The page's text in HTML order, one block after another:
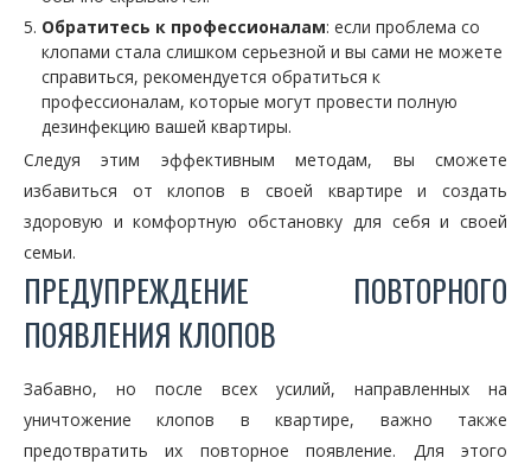
Обратитесь к профессионалам: если проблема со
клопами стала слишком серьезной и вы сами не можете
справиться, рекомендуется обратиться к
профессионалам, которые могут провести полную
дезинфекцию вашей квартиры.
Следуя этим эффективным методам, вы сможете
избавиться от клопов в своей квартире и создать
здоровую и комфортную обстановку для себя и своей
семьи.
ПРЕДУПРЕЖДЕНИЕ ПОВТОРНОГО
ПОЯВЛЕНИЯ КЛОПОВ
Забавно, но после всех усилий, направленных на
уничтожение клопов в квартире, важно также
предотвратить их повторное появление. Для этого